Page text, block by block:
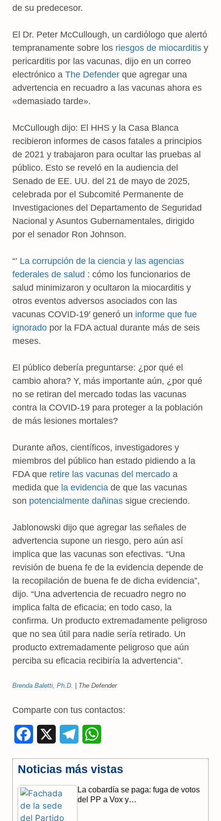
de su predecesor.
El Dr. Peter McCullough, un cardiólogo que alertó
tempranamente sobre los riesgos de miocarditis y
pericarditis por las vacunas, dijo en un correo
electrónico a The Defender que agregar una
advertencia en recuadro a las vacunas ahora es
«demasiado tarde».
McCullough dijo: El HHS y la Casa Blanca
recibieron informes de casos fatales a principios
de 2021 y trabajaron para ocultar las pruebas al
público. Esto se reveló en la audiencia del
Senado de EE. UU. del 21 de mayo de 2025,
celebrada por el Subcomité Permanente de
Investigaciones del Departamento de Seguridad
Nacional y Asuntos Gubernamentales, dirigido
por el senador Ron Johnson.
“’ La corrupción de la ciencia y las agencias
federales de salud : cómo los funcionarios de
salud minimizaron y ocultaron la miocarditis y
otros eventos adversos asociados con las
vacunas COVID-19′ generó un informe que fue
ignorado por la FDA actual durante más de seis
meses.
El público debería preguntarse: ¿por qué el
cambio ahora? Y, más importante aún, ¿por qué
no se retiran del mercado todas las vacunas
contra la COVID-19 para proteger a la población
de más lesiones mortales?
Durante años, científicos, investigadores y
miembros del público han estado pidiendo a la
FDA que retire las vacunas del mercado a
medida que la evidencia de que las vacunas
son potencialmente dañinas sigue creciendo.
Jablonowski dijo que agregar las señales de
advertencia supone un riesgo, pero aún así
implica que las vacunas son efectivas. “Una
revisión de buena fe de la evidencia depende de
la recopilación de buena fe de dicha evidencia”,
dijo. “Una advertencia de recuadro negro no
implica falta de eficacia; en todo caso, la
confirma. Un producto extremadamente peligroso
que no sea útil para nadie sería retirado. Un
producto extremadamente peligroso que aún
perciba su eficacia recibiría la advertencia”.
Brenda Baletti, Ph.D. | The Defender
Comparte con tus contactos:
c
e
b
l
e
a
t
Noticias más vistas
La cobardía se paga: fuga de votos
del PP a Vox y…